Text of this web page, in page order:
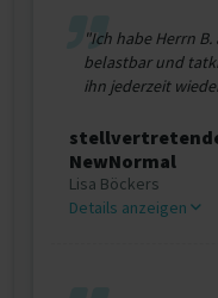
"Ich habe Herrn
belastbar und
ihn jederzeit
NewNormal
Lisa Böckers
Details anzeigen